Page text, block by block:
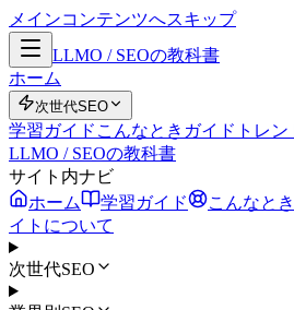
メインコンテンツへスキップ
LLMO / SEOの教科書
ホーム
次世代SEO
学習ガイド こんなとき ガイド トレン
LLMO / SEOの教科書
サイト内ナビ
ホーム
学習ガイド こんなとき
イトについて
次世代SEO